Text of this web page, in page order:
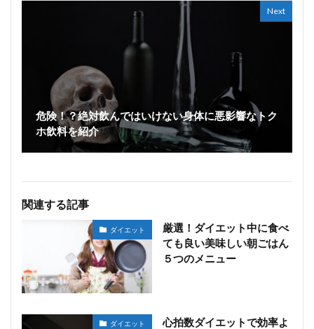
Next
危険！？絶対飲んではいけない身体に悪影響なトク
ホ飲料を紹介
関連する記事
ダイエット
厳選！ダイエット中に食べ
ても良い美味しい朝ごはん
５つのメニュー
ダイエット
心拍数ダイエットで効率よ